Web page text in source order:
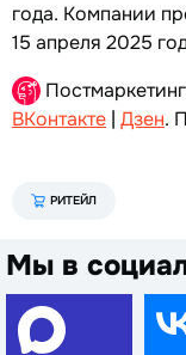
года. Компании
15 апреля 2025
ВКонтакте | Дзен.
РИТЕЙЛ
Мы в